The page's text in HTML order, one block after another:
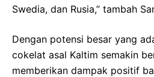
Swedia, dan Rusia,” tambah
Dengan potensi besar yang
cokelat asal Kaltim semakin
memberikan dampak positif